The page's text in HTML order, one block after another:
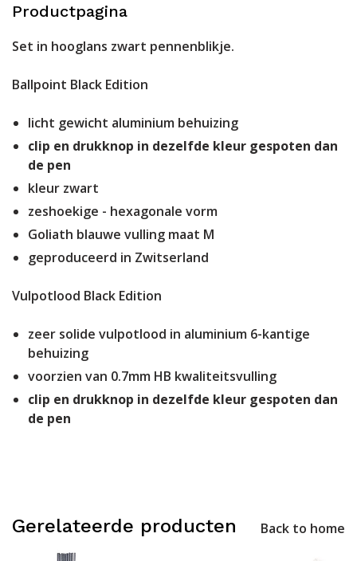
Productpagina
Set in hooglans zwart pennenblikje.
Ballpoint Black Edition
licht gewicht aluminium behuizing
clip en drukknop in dezelfde kleur gespoten dan
de pen
kleur zwart
zeshoekige - hexagonale vorm
Goliath blauwe vulling maat M
geproduceerd in Zwitserland
Vulpotlood Black Edition
zeer solide vulpotlood in aluminium 6-kantige
behuizing
voorzien van 0.7mm HB kwaliteitsvulling
clip en drukknop in dezelfde kleur gespoten dan
de pen
Gerelateerde producten Back to home